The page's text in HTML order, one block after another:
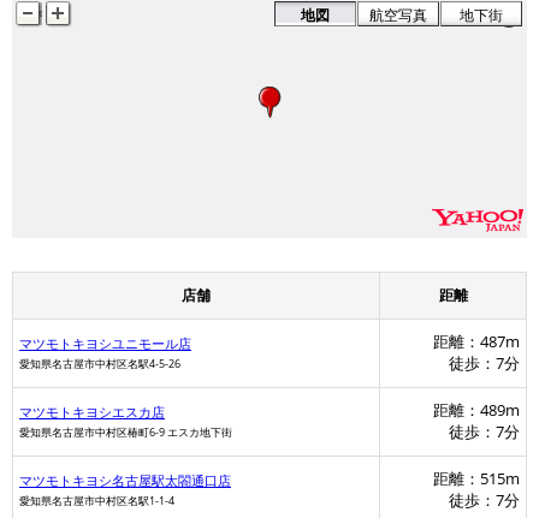
マツモトキヨシ
マツモトキヨシ
地図 航空写真 地下街
店舗 距離
マツモトキヨシユニモール店
愛知県名古屋市中村区名駅4-5-26
距離：487m
徒歩：7分
マツモトキヨシエスカ店
愛知県名古屋市中村区椿町6-9 エスカ地下街
距離：489m
徒歩：7分
マツモトキヨシ名古屋駅太閤通口店
愛知県名古屋市中村区名駅1-1-4
距離：515m
徒歩：7分